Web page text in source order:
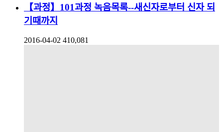
【과정】101과정 녹음목록--새신자로부터 신자 되
기때까지
2016-04-02 410,081